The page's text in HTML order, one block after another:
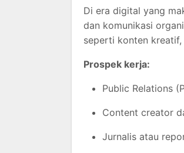
Di era digital yang
dan komunikasi
seperti konten kreatif,
Prospek kerja:
Public Relations
Content creator
Jurnalis atau